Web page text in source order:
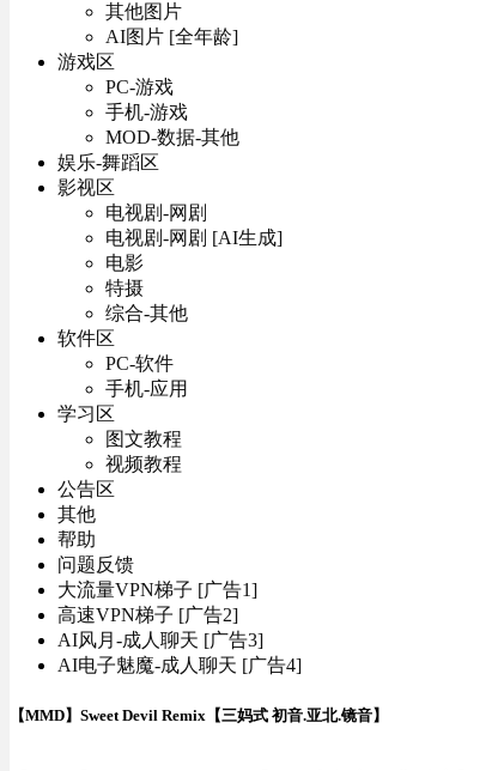
其他图片
AI图片 [全年龄]
游戏区
PC-游戏
手机-游戏
MOD-数据-其他
娱乐-舞蹈区
影视区
电视剧-网剧
电视剧-网剧 [AI生成]
电影
特摄
综合-其他
软件区
PC-软件
手机-应用
学习区
图文教程
视频教程
公告区
其他
帮助
问题反馈
大流量VPN梯子 [广告1]
高速VPN梯子 [广告2]
AI风月-成人聊天 [广告3]
AI电子魅魔-成人聊天 [广告4]
【MMD】Sweet Devil Remix【三妈式 初音.亚北.镜音】